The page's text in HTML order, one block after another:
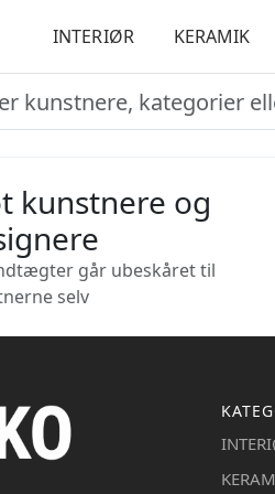
INTERIØR KERAMIK
kunstnere og
går ubeskåret til
selv